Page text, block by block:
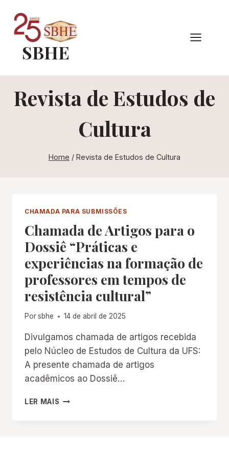
para
ConteúdoSBHE
Revista de Estudos de
Cultura
Home / Revista de Estudos de Cultura
CHAMADA PARA SUBMISSÕES
Chamada de Artigos para o
Dossiê “Práticas e
experiências na formação de
professores em tempos de
resistência cultural”
Porsbhe 14 de abril de 2025
Divulgamos chamada de artigos recebida
pelo Núcleo de Estudos de Cultura da UFS:
A presente chamada de artigos
acadêmicos ao Dossiê…
LER MAIS CHAMADA